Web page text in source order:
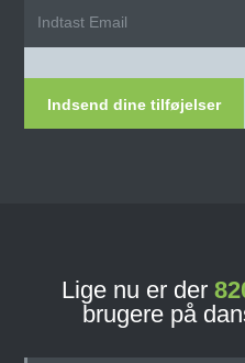
Indsend dine tilføjelser
Lige nu er der
brugere på